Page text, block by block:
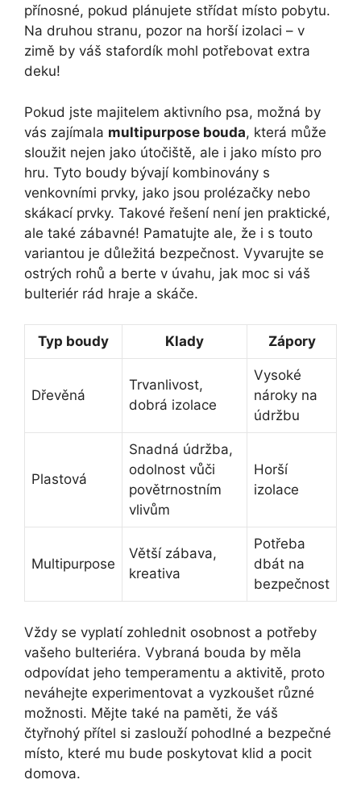
přínosné, pokud plánujete střídat místo pobytu.
Na druhou stranu, pozor na horší izolaci – v
zimě by váš stafordík mohl potřebovat extra
deku!
Pokud jste majitelem aktivního psa, možná by
vás zajímala multipurpose bouda, která může
sloužit nejen jako útočiště, ale i jako místo pro
hru. Tyto boudy bývají kombinovány s
venkovními prvky, jako jsou prolézačky nebo
skákací prvky. Takové řešení není jen praktické,
ale také zábavné! Pamatujte ale, že i s touto
variantou je důležitá bezpečnost. Vyvarujte se
ostrých rohů a berte v úvahu, jak moc si váš
bulteriér rád hraje a skáče.
Typ boudy Klady Zápory
Dřevěná
Trvanlivost,
dobrá izolace
Vysoké
nároky na
údržbu
Plastová
Snadná údržba,
odolnost vůči
povětrnostním
vlivům
Horší
izolace
Multipurpose
Větší zábava,
kreativa
Potřeba
dbát na
bezpečnost
Vždy se vyplatí zohlednit osobnost a potřeby
vašeho bulteriéra. Vybraná bouda by měla
odpovídat jeho temperamentu a aktivitě, proto
neváhejte experimentovat a vyzkoušet různé
možnosti. Mějte také na paměti, že váš
čtyřnohý přítel si zaslouží pohodlné a bezpečné
místo, které mu bude poskytovat klid a pocit
domova.